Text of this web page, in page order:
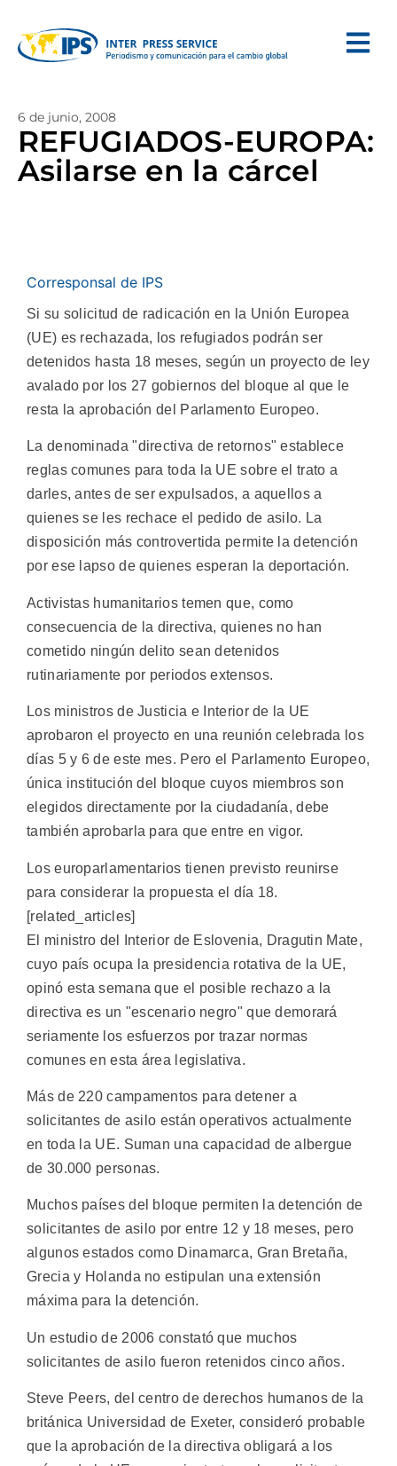
6 de junio, 2008
REFUGIADOS-EUROPA:
Asilarse en la cárcel
Corresponsal de IPS
Si su solicitud de radicación en la Unión Europea
(UE) es rechazada, los refugiados podrán ser
detenidos hasta 18 meses, según un proyecto de ley
avalado por los 27 gobiernos del bloque al que le
resta la aprobación del Parlamento Europeo.
La denominada "directiva de retornos" establece
reglas comunes para toda la UE sobre el trato a
darles, antes de ser expulsados, a aquellos a
quienes se les rechace el pedido de asilo. La
disposición más controvertida permite la detención
por ese lapso de quienes esperan la deportación.
Activistas humanitarios temen que, como
consecuencia de la directiva, quienes no han
cometido ningún delito sean detenidos
rutinariamente por periodos extensos.
Los ministros de Justicia e Interior de la UE
aprobaron el proyecto en una reunión celebrada los
días 5 y 6 de este mes. Pero el Parlamento Europeo,
única institución del bloque cuyos miembros son
elegidos directamente por la ciudadanía, debe
también aprobarla para que entre en vigor.
Los europarlamentarios tienen previsto reunirse
para considerar la propuesta el día 18.
[related_articles]
El ministro del Interior de Eslovenia, Dragutin Mate,
cuyo país ocupa la presidencia rotativa de la UE,
opinó esta semana que el posible rechazo a la
directiva es un "escenario negro" que demorará
seriamente los esfuerzos por trazar normas
comunes en esta área legislativa.
Más de 220 campamentos para detener a
solicitantes de asilo están operativos actualmente
en toda la UE. Suman una capacidad de albergue
de 30.000 personas.
Muchos países del bloque permiten la detención de
solicitantes de asilo por entre 12 y 18 meses, pero
algunos estados como Dinamarca, Gran Bretaña,
Grecia y Holanda no estipulan una extensión
máxima para la detención.
Un estudio de 2006 constató que muchos
solicitantes de asilo fueron retenidos cinco años.
Steve Peers, del centro de derechos humanos de la
británica Universidad de Exeter, consideró probable
que la aprobación de la directiva obligará a los